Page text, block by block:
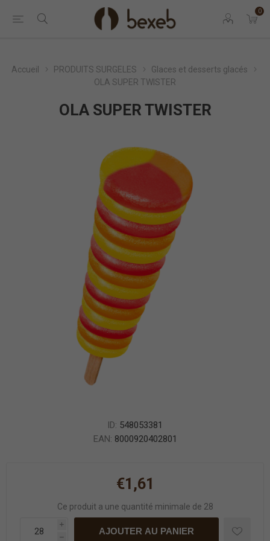
0
Accueil PRODUITS SURGELES
Glaces et desserts glacés
OLA SUPER TWISTER
OLA SUPER TWISTER
ID: 548053381
EAN: 8000920402801
€1,61
Ce produit a une quantité minimale de 28
i
h
AJOUTER AU PANIER